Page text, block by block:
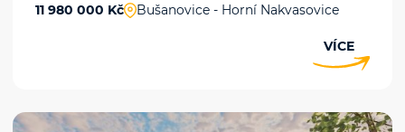
11 980 000 Kč Bušanovice - Horní Nakvasovice
VÍCE